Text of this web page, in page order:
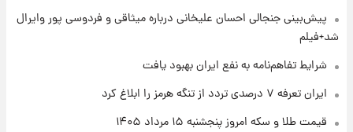
۱ روز پیش
فال روزانه واقعی پنجشنبه ۱۵ مرداد ۱۴۰۵
پیش‌بینی جنجالی احسان علیخانی درباره میثاقی و فردوسی پور وایرال
شد+فیلم
شرایط تفاهم‌نامه به نفع ایران بهبود یافت
ایران تعرفه ۷ درصدی تردد از تنگه هرمز را ابلاغ کرد
قیمت طلا و سکه امروز پنجشنبه ۱۵ مرداد ۱۴۰۵